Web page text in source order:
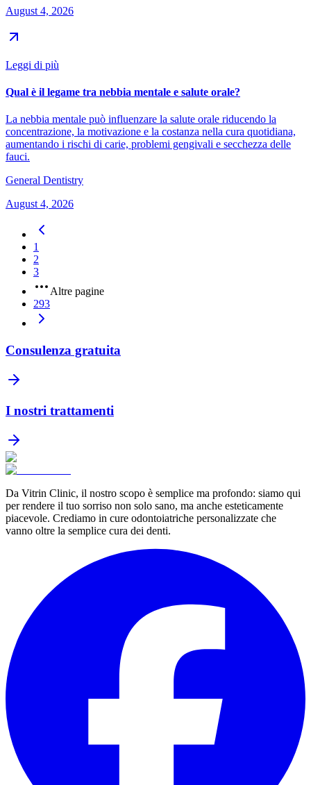
August 4, 2026
Leggi di più
Qual è il legame tra nebbia mentale e salute orale?
La nebbia mentale può influenzare la salute orale riducendo la
concentrazione, la motivazione e la costanza nella cura quotidiana,
aumentando i rischi di carie, problemi gengivali e secchezza delle
fauci.
General Dentistry
August 4, 2026
1
2
3
Altre pagine
293
Consulenza gratuita
I nostri trattamenti
Da Vitrin Clinic, il nostro scopo è semplice ma profondo: siamo qui
per rendere il tuo sorriso non solo sano, ma anche esteticamente
piacevole. Crediamo in cure odontoiatriche personalizzate che
vanno oltre la semplice cura dei denti.